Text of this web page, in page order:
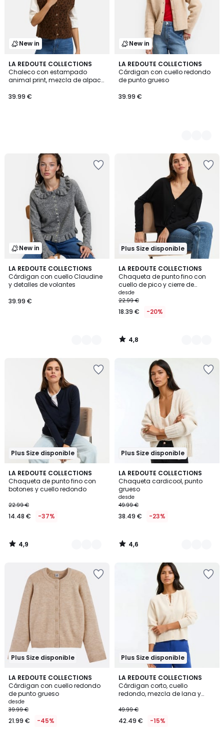
New in
LA REDOUTE COLLECTIONS
Chaleco con estampado
animal print, mezcla de alpaca
39.99 €
New in
LA REDOUTE COLLECTIONS
Cárdigan con cuello redondo
de punto grueso
39.99 €
3
Colores
New in
LA REDOUTE COLLECTIONS
Cárdigan con cuello Claudine
y detalles de volantes
39.99 €
2
Colores
Plus Size disponible
LA REDOUTE COLLECTIONS
Chaqueta de punto fino con
cuello de pico y cierre de
botones
desde
22.99 €
18.39 € -20%
4,8
/ 5
2
Colores
4,8
/
Plus Size disponible
LA REDOUTE COLLECTIONS
Chaqueta de punto fino con
botones y cuello redondo
22.99 €
14.48 € -37%
4,9
/ 5
2
Colores
4,9
/
Plus Size disponible
LA REDOUTE COLLECTIONS
Chaqueta cardicool, punto
grueso
desde
49.99 €
38.49 € -23%
4,6
/ 5
2
Colores
4,6
/
Plus Size disponible
LA REDOUTE COLLECTIONS
Cárdigan con cuello redondo
de punto grueso
desde
39.99 €
21.99 € -45%
2,4
/ 5
2
Colores
Plus Size disponible
LA REDOUTE COLLECTIONS
Cárdigan corto, cuello
redondo, mezcla de lana y
49.99 €
42.49 € -15%
4,7
/ 5